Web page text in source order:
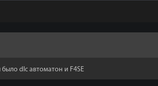
dlc автоматон и F4SE